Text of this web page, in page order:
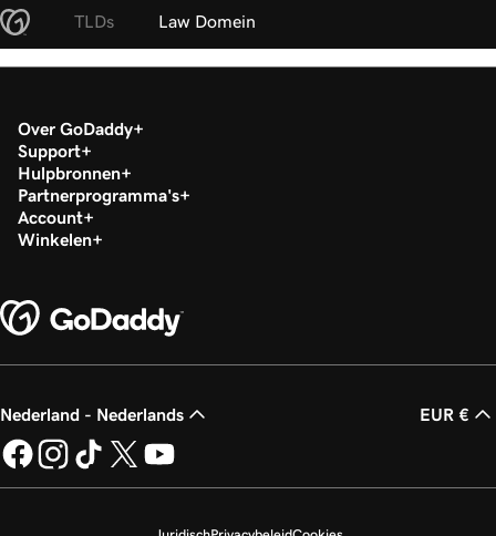
TLDs Law Domein
Over GoDaddy
Support
Hulpbronnen
Partnerprogramma's
Account
Winkelen
Nederland - Nederlands EUR €